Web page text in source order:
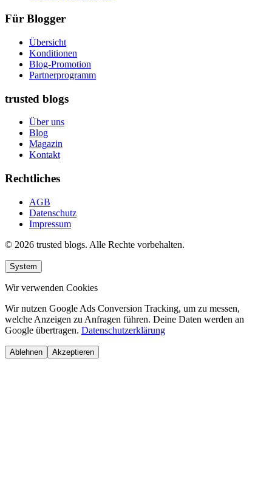
Für Blogger
Übersicht
Konditionen
Blog-Promotion
Partnerprogramm
trusted blogs
Über uns
Blog
Magazin
Kontakt
Rechtliches
AGB
Datenschutz
Impressum
© 2026 trusted blogs. Alle Rechte vorbehalten.
System
Wir verwenden Cookies
Wir nutzen Google Ads Conversion Tracking, um zu messen,
welche Anzeigen zu Anfragen führen. Deine Daten werden an
Google übertragen. Datenschutzerklärung
Ablehnen Akzeptieren